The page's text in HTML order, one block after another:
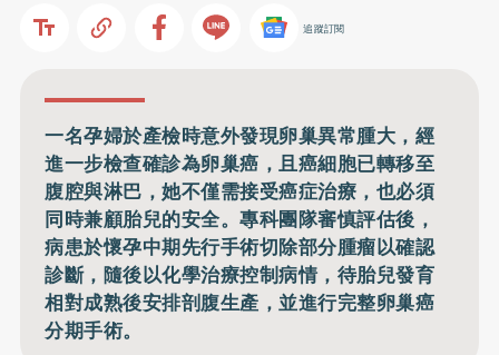
追蹤訂閱
一名孕婦於產檢時意外發現卵巢異常腫大，經
進一步檢查確診為卵巢癌，且癌細胞已轉移至
腹腔與淋巴，她不僅需接受癌症治療，也必須
同時兼顧胎兒的安全。專科團隊審慎評估後，
病患於懷孕中期先行手術切除部分腫瘤以確認
診斷，隨後以化學治療控制病情，待胎兒發育
相對成熟後安排剖腹生產，並進行完整卵巢癌
分期手術。